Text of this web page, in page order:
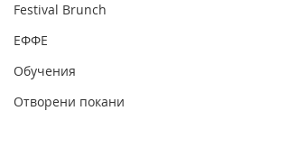
Festival Brunch
ЕФФЕ
Обучения
Отворени покани